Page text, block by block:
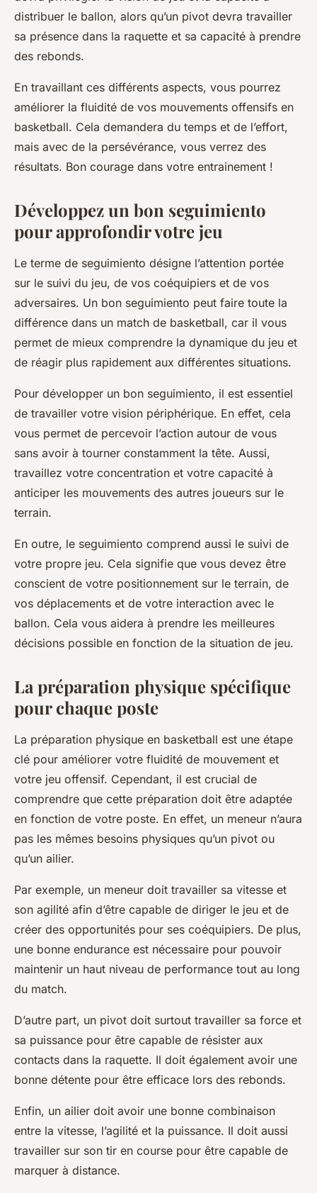
distribuer le ballon, alors qu’un pivot devra travailler
sa présence dans la raquette et sa capacité à prendre
des rebonds.
En travaillant ces différents aspects, vous pourrez
améliorer la fluidité de vos mouvements offensifs en
basketball. Cela demandera du temps et de l’effort,
mais avec de la persévérance, vous verrez des
résultats. Bon courage dans votre entrainement !
Développez un bon seguimiento
pour approfondir votre jeu
Le terme de seguimiento désigne l’attention portée
sur le suivi du jeu, de vos coéquipiers et de vos
adversaires. Un bon seguimiento peut faire toute la
différence dans un match de basketball, car il vous
permet de mieux comprendre la dynamique du jeu et
de réagir plus rapidement aux différentes situations.
Pour développer un bon seguimiento, il est essentiel
de travailler votre vision périphérique. En effet, cela
vous permet de percevoir l’action autour de vous
sans avoir à tourner constamment la tête. Aussi,
travaillez votre concentration et votre capacité à
anticiper les mouvements des autres joueurs sur le
terrain.
En outre, le seguimiento comprend aussi le suivi de
votre propre jeu. Cela signifie que vous devez être
conscient de votre positionnement sur le terrain, de
vos déplacements et de votre interaction avec le
ballon. Cela vous aidera à prendre les meilleures
décisions possible en fonction de la situation de jeu.
La préparation physique spécifique
pour chaque poste
La préparation physique en basketball est une étape
clé pour améliorer votre fluidité de mouvement et
votre jeu offensif. Cependant, il est crucial de
comprendre que cette préparation doit être adaptée
en fonction de votre poste. En effet, un meneur n’aura
pas les mêmes besoins physiques qu’un pivot ou
qu’un ailier.
Par exemple, un meneur doit travailler sa vitesse et
son agilité afin d’être capable de diriger le jeu et de
créer des opportunités pour ses coéquipiers. De plus,
une bonne endurance est nécessaire pour pouvoir
maintenir un haut niveau de performance tout au long
du match.
D’autre part, un pivot doit surtout travailler sa force et
sa puissance pour être capable de résister aux
contacts dans la raquette. Il doit également avoir une
bonne détente pour être efficace lors des rebonds.
Enfin, un ailier doit avoir une bonne combinaison
entre la vitesse, l’agilité et la puissance. Il doit aussi
travailler sur son tir en course pour être capable de
marquer à distance.